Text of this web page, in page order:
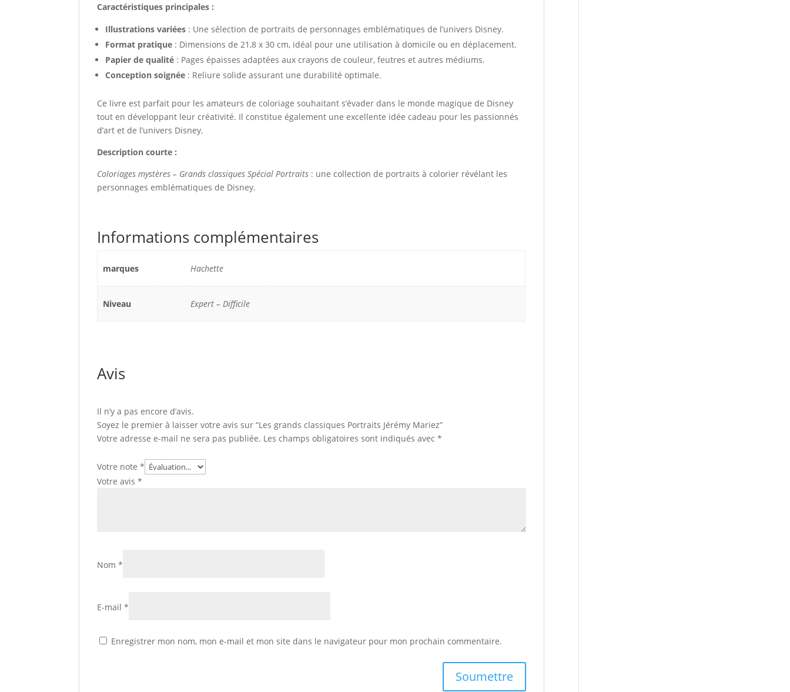
Caractéristiques principales :
Illustrations variées : Une sélection de portraits de personnages emblématiques de l’univers Disney.
Format pratique : Dimensions de 21,8 x 30 cm, idéal pour une utilisation à domicile ou en déplacement.
Papier de qualité : Pages épaisses adaptées aux crayons de couleur, feutres et autres médiums.
Conception soignée : Reliure solide assurant une durabilité optimale.
Ce livre est parfait pour les amateurs de coloriage souhaitant s’évader dans le monde magique de Disney
tout en développant leur créativité. Il constitue également une excellente idée cadeau pour les passionnés
d’art et de l’univers Disney.
Description courte :
Coloriages mystères – Grands classiques Spécial Portraits : une collection de portraits à colorier révélant les
personnages emblématiques de Disney.
Informations complémentaires
marques Hachette
Niveau Expert – Difficile
Avis
Il n’y a pas encore d’avis.
Soyez le premier à laisser votre avis sur “Les grands classiques Portraits Jérémy Mariez”
Votre adresse e-mail ne sera pas publiée. Les champs obligatoires sont indiqués avec*
Votre note*
Votre avis*
Nom*
E-mail*
Enregistrer mon nom, mon e-mail et mon site dans le navigateur pour mon prochain commentaire.